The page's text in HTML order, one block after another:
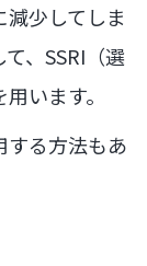
少してしま
、SSRI（選
います。
する方法もあ